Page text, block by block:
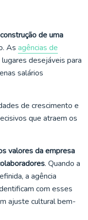
construção de uma
As agências de
desejáveis para
salários
de crescimento e
que atraem os
valores da empresa
. Quando a
a agência
com esses
ajuste cultural bem-